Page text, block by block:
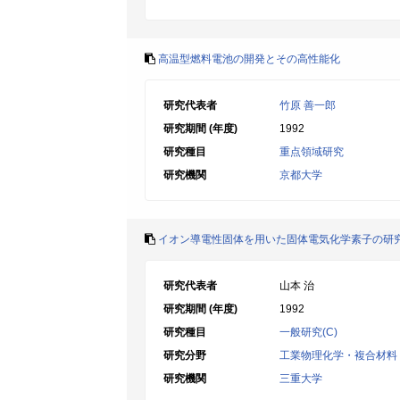
高温型燃料電池の開発とその高性能化
研究代表者
竹原 善一郎
研究期間 (年度)
1992
研究種目
重点領域研究
研究機関
京都大学
イオン導電性固体を用いた固体電気化学素子の研
研究代表者
山本 治
研究期間 (年度)
1992
研究種目
一般研究(C)
研究分野
工業物理化学・複合材料
研究機関
三重大学